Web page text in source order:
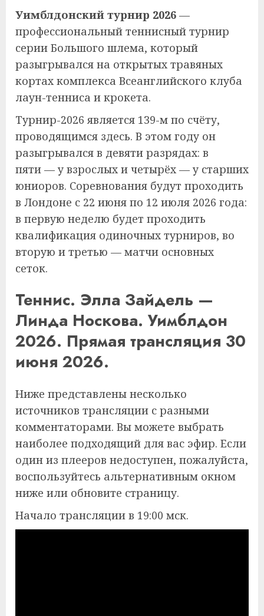
Уимблдонский турнир 2026 —
профессиональный теннисный турнир
серии Большого шлема, который
разыгрывался на открытых травяных
кортах комплекса Всеанглийского клуба
лаун-тенниса и крокета.
Турнир-2026 является 139-м по счёту,
проводящимся здесь. В этом году он
разыгрывался в девяти разрядах: в
пяти — у взрослых и четырёх — у старших
юниоров. Соревнования будут проходить
в Лондоне с 22 июня по 12 июля 2026 года:
в первую неделю будет проходить
квалификация одиночных турниров, во
вторую и третью — матчи основных
сеток.
Теннис. Элла Зайдель —
Линда Носкова. Уимблдон
2026. Прямая трансляция 30
июня 2026.
Ниже представлены несколько
источников трансляции с разными
комментаторами. Вы можете выбрать
наиболее подходящий для вас эфир. Если
один из плееров недоступен, пожалуйста,
воспользуйтесь альтернативным окном
ниже или обновите страницу.
Начало трансляции в 19:00 мск.